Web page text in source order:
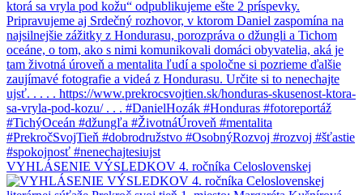
VYHLÁSENIE VÝSLEDKOV 4. ročníka Celoslovenskej